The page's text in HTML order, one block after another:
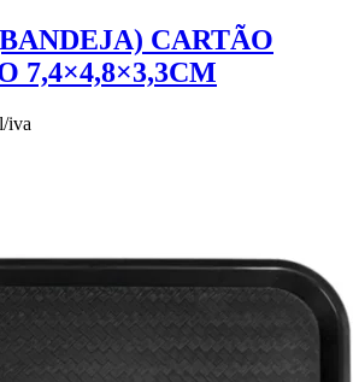
CARTÃO
7,4×4,8×3,3CM
iva